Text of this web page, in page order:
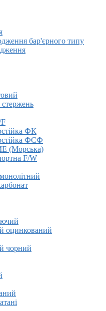
бар'єрного типу
стержень
ФК
ФСФ
(Морська)
F/W
оцинкований
чорний